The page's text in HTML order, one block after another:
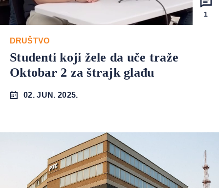
1
DRUŠTVO
Studenti koji žele da uče traže
Oktobar 2 za štrajk glađu
02. JUN. 2025.